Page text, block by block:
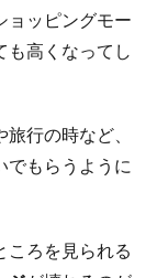
ョッピングモー
も高くなってし
行の時など、
でもらうように
ころを見られる